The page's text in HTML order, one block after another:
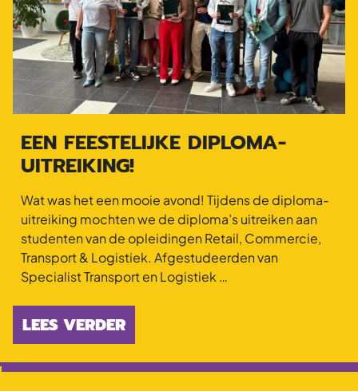
EEN FEESTELIJKE DIPLOMA-
UITREIKING!
Wat was het een mooie avond! Tijdens de diploma-
uitreiking mochten we de diploma’s uitreiken aan
studenten van de opleidingen Retail, Commercie,
Transport & Logistiek. Afgestudeerden van
Specialist Transport en Logistiek …
LEES VERDER